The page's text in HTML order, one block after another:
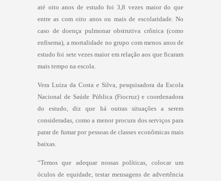
até oito anos de estudo foi 3,8 vezes maior do que
entre as com oito anos ou mais de escolaridade. No
caso de doença pulmonar obstrutiva crônica (como
enfisema), a mortalidade no grupo com menos anos de
estudo foi sete vezes maior em relação aos que ficaram
mais tempo na escola.
Vera Luiza da Costa e Silva, pesquisadora da Escola
Nacional de Saúde Pública (Fiocruz) e coordenadora
do estudo, diz que há outras situações a serem
consideradas, como a menor procura dos serviços para
parar de fumar por pessoas de classes econômicas mais
baixas.
“Temos que adequar nossas políticas, colocar um
óculos de equidade, testar mensagens de advertência